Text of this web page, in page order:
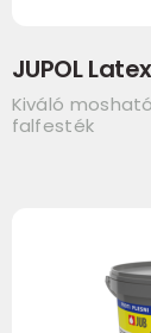
JUPOL
Kiváló
falfesték